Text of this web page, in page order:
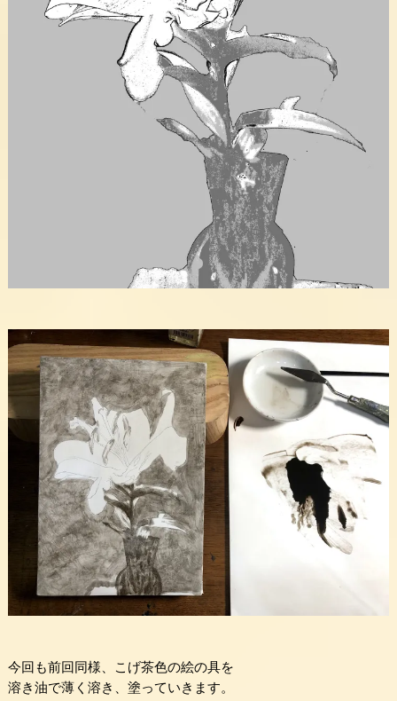
今回も前回同様、こげ茶色の絵の具を
溶き油で薄く溶き、塗っていきます。